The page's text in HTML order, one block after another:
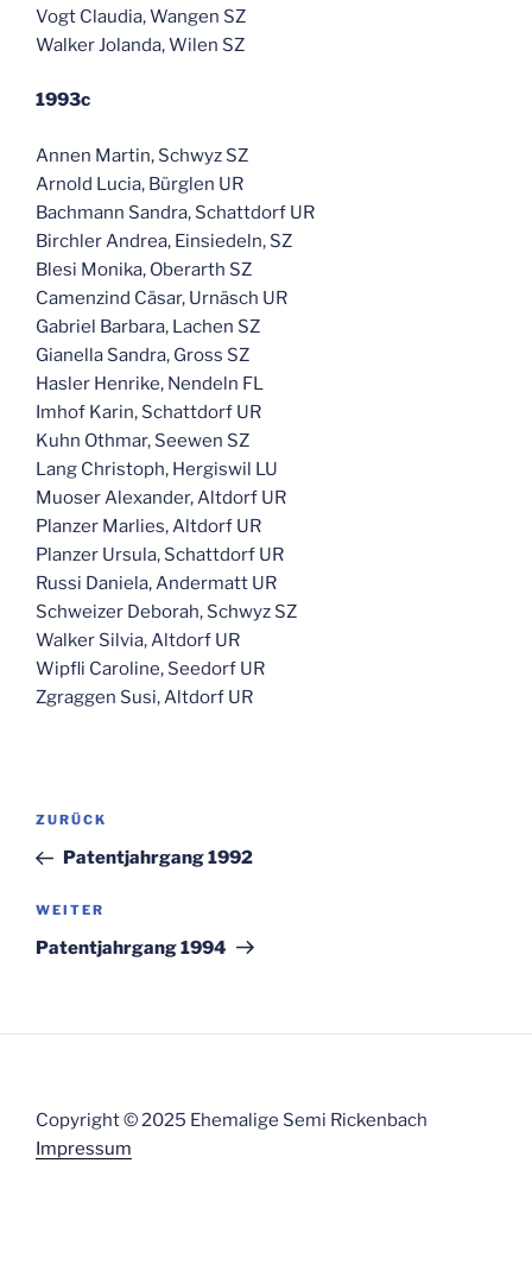
Vogt Claudia, Wangen SZ
Walker Jolanda, Wilen SZ
1993c
Annen Martin, Schwyz SZ
Arnold Lucia, Bürglen UR
Bachmann Sandra, Schattdorf UR
Birchler Andrea, Einsiedeln, SZ
Blesi Monika, Oberarth SZ
Camenzind Cäsar, Urnäsch UR
Gabriel Barbara, Lachen SZ
Gianella Sandra, Gross SZ
Hasler Henrike, Nendeln FL
Imhof Karin, Schattdorf UR
Kuhn Othmar, Seewen SZ
Lang Christoph, Hergiswil LU
Muoser Alexander, Altdorf UR
Planzer Marlies, Altdorf UR
Planzer Ursula, Schattdorf UR
Russi Daniela, Andermatt UR
Schweizer Deborah, Schwyz SZ
Walker Silvia, Altdorf UR
Wipfli Caroline, Seedorf UR
Zgraggen Susi, Altdorf UR
Beitragsnavigation
Vorheriger
Beitrag
ZURÜCK
Patentjahrgang 1992
Nächster
Beitrag
WEITER
Patentjahrgang 1994
Copyright © 2025 Ehemalige Semi Rickenbach
Impressum